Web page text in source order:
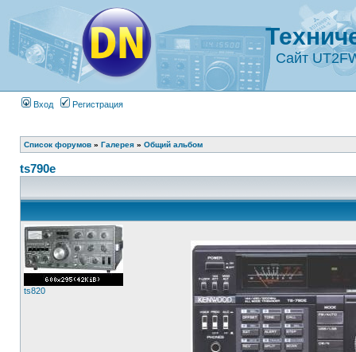
Сайт
Вход Регистрация
Список форумов » Галерея » Общий альбом
ts790e
ts820